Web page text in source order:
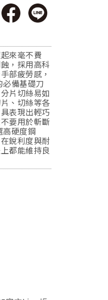
來毫不費
，採用高科
部疲勞感，
備基礎刀
片切絲易如
、切絲等各
表現出輕巧
要用於斬斷
硬度鋼
銳利度與耐
都能維持良